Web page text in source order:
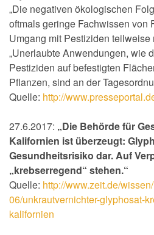
„Die negativen ökologischen
oftmals geringe Fachwissen von
Umgang mit Pestiziden teilweise
„Unerlaubte Anwendungen, wie
Pestiziden auf befestigten
Pflanzen, sind an der
Quelle: http://
27.6.2017: „Die Behörde für
Kalifornien ist überzeugt:
Gesundheitsrisiko dar. Auf
„krebserregend“ stehen.“
Quelle: http://www.zeit.de/
06/unkrautvernichter-glyphosat-
kalifornien